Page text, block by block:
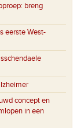
breng
eerste West-
concept en
in een